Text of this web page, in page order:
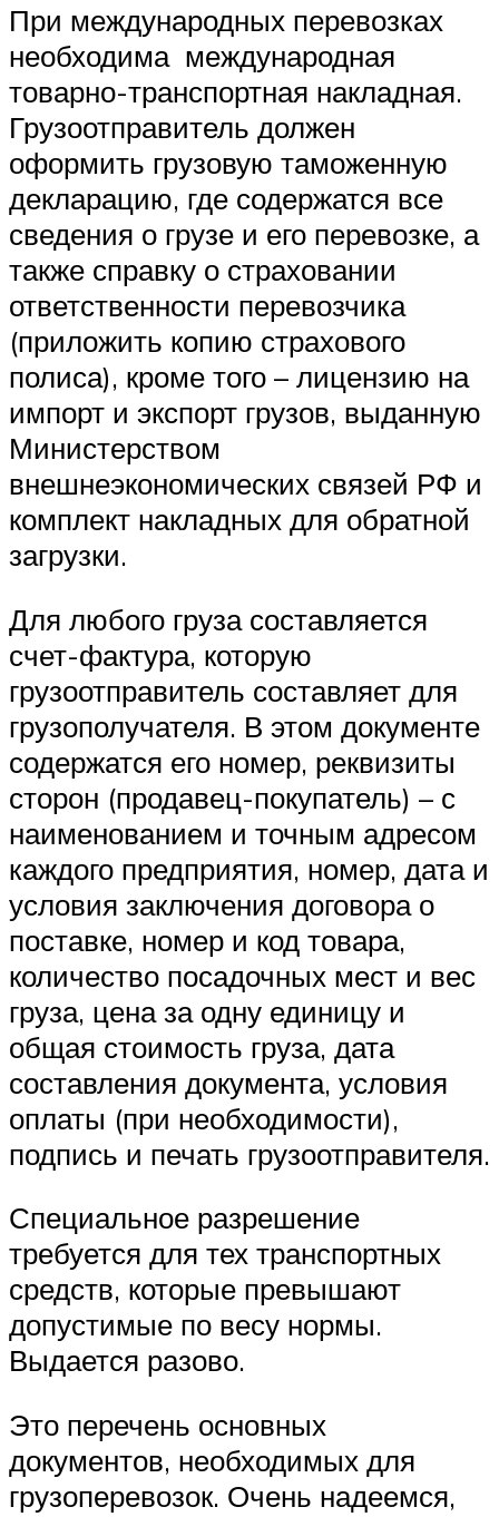
При международных перевозках
необходима международная
товарно-транспортная накладная.
Грузоотправитель должен
оформить грузовую таможенную
декларацию, где содержатся все
сведения о грузе и его перевозке, а
также справку о страховании
ответственности перевозчика
(приложить копию страхового
полиса), кроме того – лицензию на
импорт и экспорт грузов, выданную
Министерством
внешнеэкономических связей РФ и
комплект накладных для обратной
загрузки.
Для любого груза составляется
счет-фактура, которую
грузоотправитель составляет для
грузополучателя. В этом документе
содержатся его номер, реквизиты
сторон (продавец-покупатель) – с
наименованием и точным адресом
каждого предприятия, номер, дата и
условия заключения договора о
поставке, номер и код товара,
количество посадочных мест и вес
груза, цена за одну единицу и
общая стоимость груза, дата
составления документа, условия
оплаты (при необходимости),
подпись и печать грузоотправителя.
Специальное разрешение
требуется для тех транспортных
средств, которые превышают
допустимые по весу нормы.
Выдается разово.
Это перечень основных
документов, необходимых для
грузоперевозок. Очень надеемся,